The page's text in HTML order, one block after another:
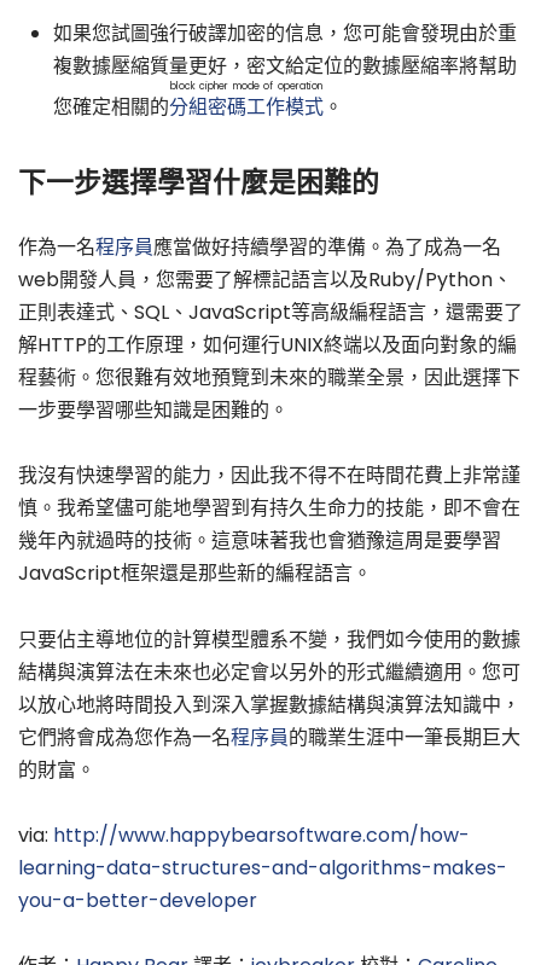
如果您試圖強行破譯加密的信息，您可能會發現由於重
複數據壓縮質量更好，密文給定位的數據壓縮率將幫助
您確定相關的分組密碼工作模式
block cipher mode of operation
。
下一步選擇學習什麼是困難的
作為一名程序員應當做好持續學習的準備。為了成為一名
web開發人員，您需要了解標記語言以及Ruby/Python、
正則表達式、SQL、JavaScript等高級編程語言，還需要了
解HTTP的工作原理，如何運行UNIX終端以及面向對象的編
程藝術。您很難有效地預覽到未來的職業全景，因此選擇下
一步要學習哪些知識是困難的。
我沒有快速學習的能力，因此我不得不在時間花費上非常謹
慎。我希望儘可能地學習到有持久生命力的技能，即不會在
幾年內就過時的技術。這意味著我也會猶豫這周是要學習
JavaScript框架還是那些新的編程語言。
只要佔主導地位的計算模型體系不變，我們如今使用的數據
結構與演算法在未來也必定會以另外的形式繼續適用。您可
以放心地將時間投入到深入掌握數據結構與演算法知識中，
它們將會成為您作為一名程序員的職業生涯中一筆長期巨大
的財富。
via: http://www.happybearsoftware.com/how-
learning-data-structures-and-algorithms-makes-
you-a-better-developer